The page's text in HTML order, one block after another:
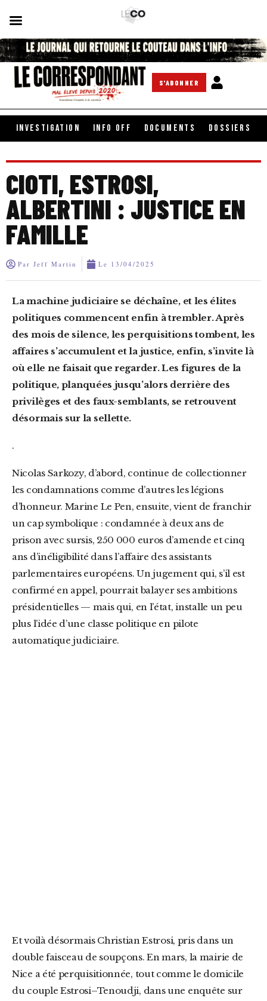
S'ABONNER
INVESTIGATION INFO OFF DOCUMENTS DOSSIERS
CIOTI, ESTROSI,
ALBERTINI : JUSTICE EN
FAMILLE
Par Jeff Martin Le 13/04/2025
La machine judiciaire se déchaîne, et les élites
politiques commencent enfin à trembler. Après
des mois de silence, les perquisitions tombent, les
affaires s’accumulent et la justice, enfin, s’invite là
où elle ne faisait que regarder. Les figures de la
politique, planquées jusqu’alors derrière des
privilèges et des faux-semblants, se retrouvent
désormais sur la sellette.
.
Nicolas Sarkozy, d’abord, continue de collectionner
les condamnations comme d’autres les légions
d’honneur. Marine Le Pen, ensuite, vient de franchir
un cap symbolique : condamnée à deux ans de
prison avec sursis, 250 000 euros d’amende et cinq
ans d’inéligibilité dans l’affaire des assistants
parlementaires européens. Un jugement qui, s’il est
confirmé en appel, pourrait balayer ses ambitions
présidentielles — mais qui, en l’état, installe un peu
plus l’idée d’une classe politique en pilote
automatique judiciaire.
Et voilà désormais Christian Estrosi, pris dans un
double faisceau de soupçons. En mars, la mairie de
Nice a été perquisitionnée, tout comme le domicile
du couple Estrosi–Tenoudji, dans une enquête sur